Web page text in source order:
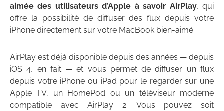
aimée des utilisateurs d’Apple à savoir AirPlay, qui
offre la possibilité de diffuser des flux depuis votre
iPhone directement sur votre MacBook bien-aimé.
AirPlay est déjà disponible depuis des années — depuis
iOS 4, en fait — et vous permet de diffuser un flux
depuis votre iPhone ou iPad pour le regarder sur une
Apple TV, un HomePod ou un téléviseur moderne
compatible avec AirPlay 2. Vous pouvez soit